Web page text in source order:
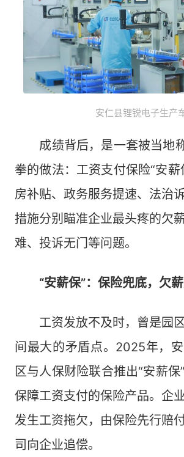
安仁县锂锐电子生产
成绩背后，是一套被当地称
拳的做法：工资支付保险“安薪
房补贴、政务服务提速、法治
措施分别瞄准企业最头疼的欠
难、投诉无门等问题。
“安薪保”：保险兜底，欠
工资发放不及时，曾是园
间最大的矛盾点。2025年，
区与人保财险联合推出“安薪
保障工资支付的保险产品。企
发生工资拖欠，由保险先行赔
司向企业追偿。